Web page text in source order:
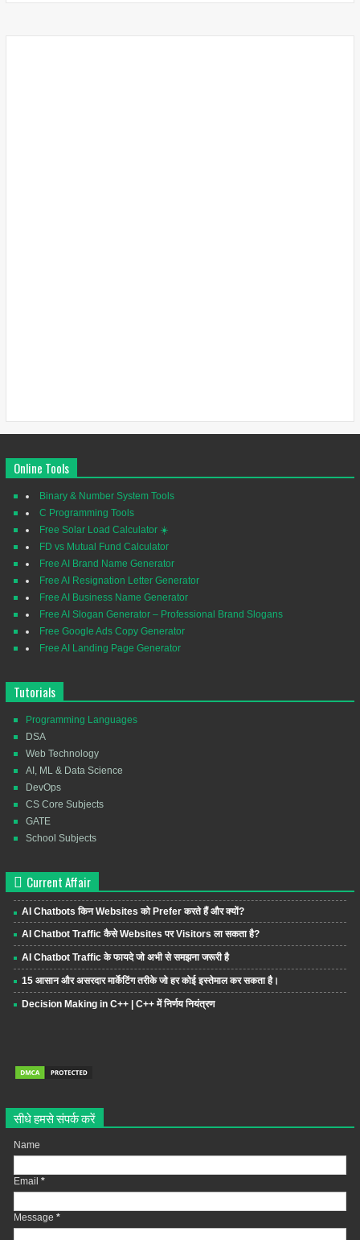
Online Tools
Binary & Number System Tools
C Programming Tools
Free Solar Load Calculator ☀️
FD vs Mutual Fund Calculator
Free AI Brand Name Generator
Free AI Resignation Letter Generator
Free AI Business Name Generator
Free AI Slogan Generator – Professional Brand Slogans
Free Google Ads Copy Generator
Free AI Landing Page Generator
Tutorials
Programming Languages
DSA
Web Technology
AI, ML & Data Science
DevOps
CS Core Subjects
GATE
School Subjects
Current Affair
AI Chatbots किन Websites को Prefer करते हैं और क्यों?
AI Chatbot Traffic कैसे Websites पर Visitors ला सकता है?
AI Chatbot Traffic के फायदे जो अभी से समझना जरूरी है
15 आसान और असरदार मार्केटिंग तरीके जो हर कोई इस्तेमाल कर सकता है।
Decision Making in C++ | C++ में निर्णय नियंत्रण
सीधे हमसे संपर्क करें
Name
Email *
Message *